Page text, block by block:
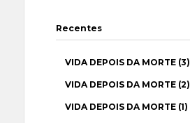
Recentes
VIDA DEPOIS DA MORTE (3)
VIDA DEPOIS DA MORTE (2)
VIDA DEPOIS DA MORTE (1)